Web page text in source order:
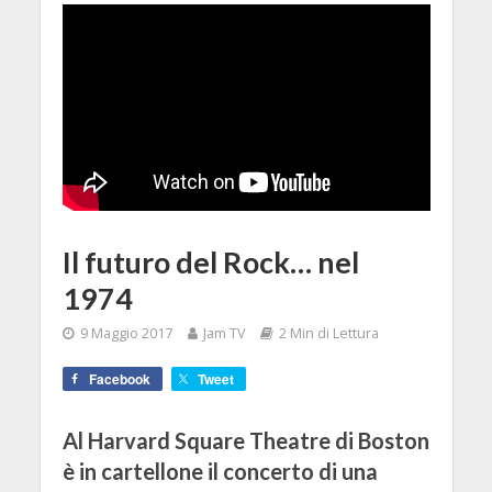
Il futuro del Rock… nel
1974
9 Maggio 2017 Jam TV 2 Min di Lettura
Facebook Tweet
Al Harvard Square Theatre di Boston
è in cartellone il concerto di una